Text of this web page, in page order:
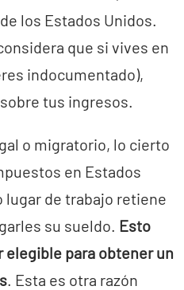
los Estados Unidos.
que si vives en
indocumentado),
tus ingresos.
o migratorio, lo cierto
en Estados
lugar de trabajo retiene
su sueldo. Esto
para obtener un
. Esta es otra razón